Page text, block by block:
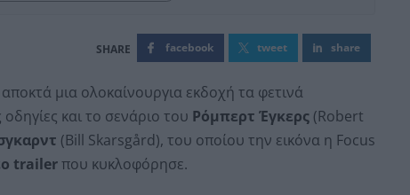
facebook tweet share
μια ολοκαίνουργια εκδοχή τα φετινά
και το σενάριο του Ρόμπερτ Έγκερς(Robert
(Bill Skarsgård), του οποίου την εικόνα η Focus
trailerπου κυκλοφόρησε.